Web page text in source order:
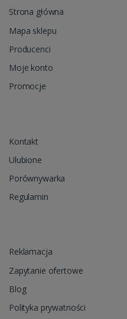
Strona główna
Mapa sklepu
Producenci
Moje konto
Promocje
Kontakt
Ulubione
Porównywarka
Regulamin
Reklamacja
Zapytanie ofertowe
Blog
Polityka prywatności